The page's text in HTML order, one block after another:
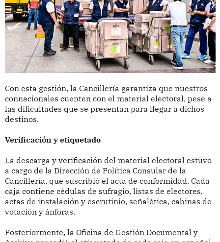
Con esta gestión, la Cancillería garantiza que nuestros
connacionales cuenten con el material electoral, pese a
las dificultades que se presentan para llegar a dichos
destinos.
Verificación y etiquetado
La descarga y verificación del material electoral estuvo
a cargo de la Dirección de Política Consular de la
Cancillería, que suscribió el acta de conformidad. Cada
caja contiene cédulas de sufragio, listas de electores,
actas de instalación y escrutinio, señalética, cabinas de
votación y ánforas.
Posteriormente, la Oficina de Gestión Documental y